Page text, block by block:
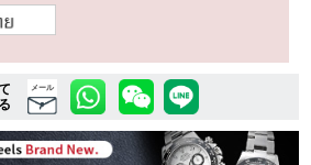
件で商品を絞り込む
詳細検索はこちら
メール